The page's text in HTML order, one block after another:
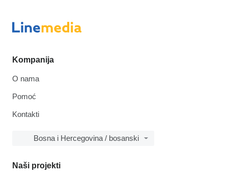
Kompanija
O nama
Pomoć
Kontakti
Bosna i Hercegovina / bosanski
Naši projekti